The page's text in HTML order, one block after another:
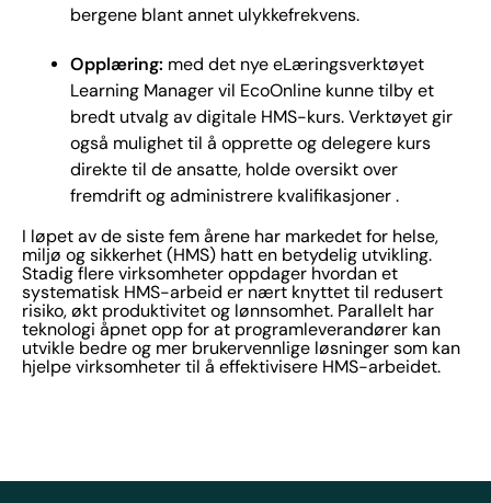
bergene blant annet ulykkefrekvens.
Opplæring: med det nye eLæringsverktøyet
Learning Manager vil EcoOnline kunne tilby et
bredt utvalg av digitale HMS-kurs. Verktøyet gir
også mulighet til å opprette og delegere kurs
direkte til de ansatte, holde oversikt over
fremdrift og administrere kvalifikasjoner .
I løpet av de siste fem årene har markedet for helse,
miljø og sikkerhet (HMS) hatt en betydelig utvikling.
Stadig flere virksomheter oppdager hvordan et
systematisk HMS-arbeid er nært knyttet til redusert
risiko, økt produktivitet og lønnsomhet. Parallelt har
teknologi åpnet opp for at programleverandører kan
utvikle bedre og mer brukervennlige løsninger som kan
hjelpe virksomheter til å effektivisere HMS-arbeidet.